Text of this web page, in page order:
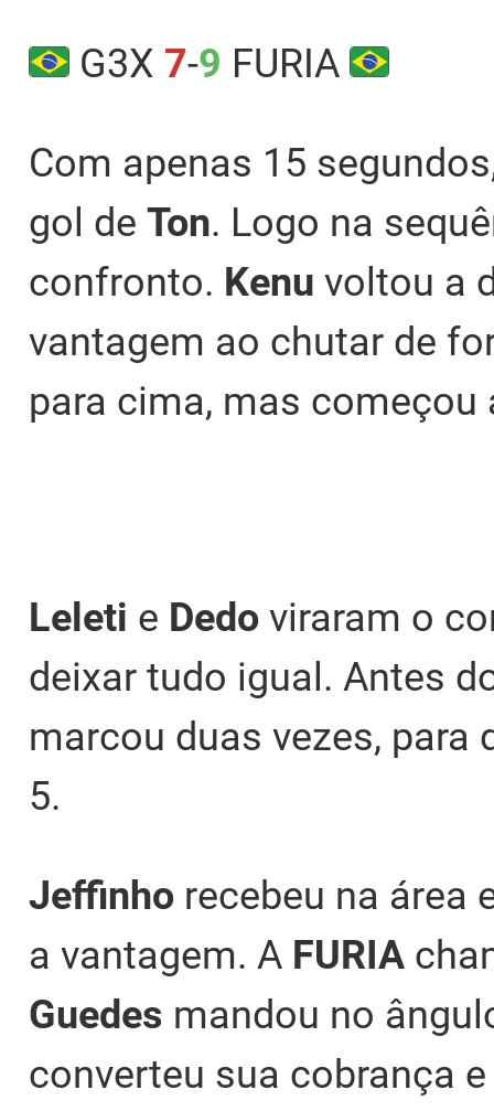
G3X 7-9 FURIA
Com apenas 15
gol de Ton. Logo na
confronto. Kenu voltou a
vantagem ao chutar de
para cima, mas
Leleti e Dedo viraram o
deixar tudo igual. Antes
marcou duas vezes, para
5.
Jeffinho recebeu na área
a vantagem. A FURIA
Guedes mandou no
converteu sua cobrança